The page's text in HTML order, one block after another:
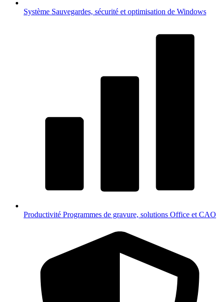
Système Sauvegardes, sécurité et optimisation de Windows
Productivité Programmes de gravure, solutions Office et CAO